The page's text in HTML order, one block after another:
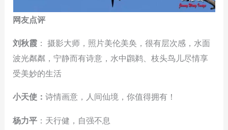
网友点评
刘秋霞 ： 摄影大师，照片美伦美奂，很有层次感，水面
波光粼粼，宁静而有诗意，水中鸊鹈、枝头鸟儿尽情享
受美妙的生活
小天使：诗情画意，人间仙境，你值得拥有！
杨力平 ：天行健，自强不息